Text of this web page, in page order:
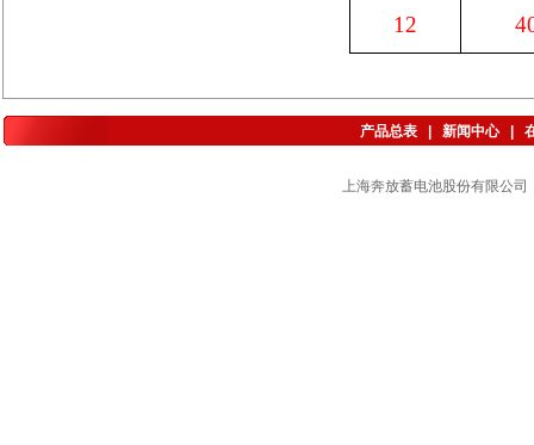
12
产品总表| 新闻中心|
上海奔放蓄电池股份有限公